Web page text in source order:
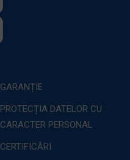
GARANȚIE
PROTECȚIA DATELOR CU
CARACTER PERSONAL
CERTIFICĂRI